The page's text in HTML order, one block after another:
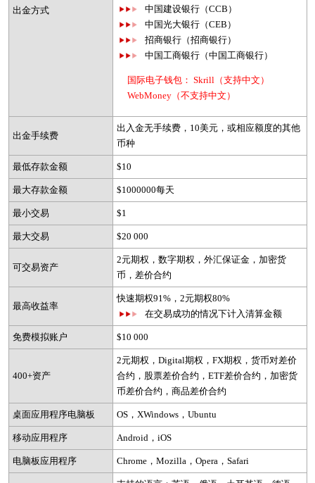
出金方式
中国建设银行（CCB）
中国光大银行（CEB）
招商银行（招商银行）
中国工商银行（中国工商银行）
国际电子钱包： Skrill（支持中文）
WebMoney（不支持中文）
出金手续费
出入金无手续费，10美元，或相应额度的其他
币种
最低存款金额 $10
最大存款金额 $1000000每天
最小交易 $1
最大交易 $20 000
可交易资产
2元期权，数字期权，外汇保证金，加密货
币，差价合约
最高收益率
快速期权91%，2元期权80%
在交易成功的情况下计入清算金额
免费模拟账户 $10 000
400+资产
2元期权，Digital期权，FX期权，货币对差价
合约，股票差价合约，ETF差价合约，加密货
币差价合约，商品差价合约
桌面应用程序电脑板 OS，XWindows，Ubuntu
移动应用程序 Android，iOS
电脑板应用程序 Chrome，Mozilla，Opera，Safari